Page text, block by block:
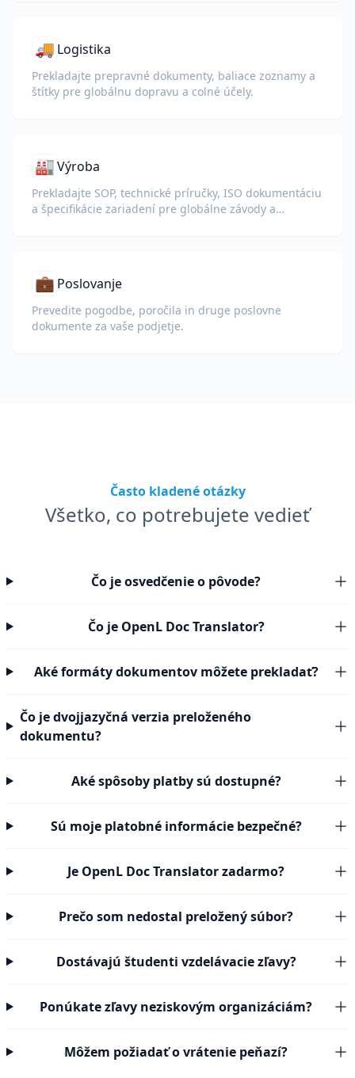
🚚 Logistika
Prekladajte prepravné dokumenty, baliace zoznamy a
štítky pre globálnu dopravu a colné účely.
🏭Výroba
Prekladajte SOP, technické príručky, ISO dokumentáciu
a špecifikácie zariadení pre globálne závody a
💼 Poslovanje
Prevedite pogodbe, poročila in druge poslovne
dokumente za vaše podjetje.
Často kladené otázky
Všetko, co potrebujete vedieť
Čo je osvedčenie o pôvode?
Čo je OpenL Doc Translator?
Aké formáty dokumentov môžete prekladať?
Čo je dvojjazyčná verzia preloženého
dokumentu?
Aké spôsoby platby sú dostupné?
Sú moje platobné informácie bezpečné?
Je OpenL Doc Translator zadarmo?
Prečo som nedostal preložený súbor?
Dostávajú študenti vzdelávacie zľavy?
Ponúkate zľavy neziskovým organizáciám?
Môžem požiadať o vrátenie peňazí?